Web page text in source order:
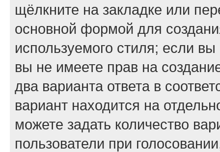
щёлкните на закладке или
основной формой для
используемого стиля; если
вы не имеете прав на
два варианта ответа в
вариант находится на
можете задать количество
пользователи при